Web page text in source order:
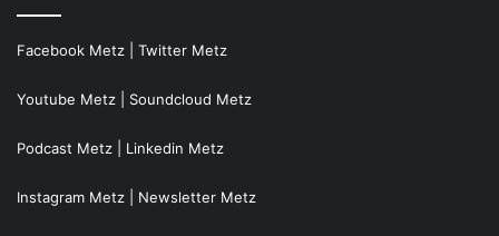
Facebook Metz Twitter Metz
Youtube Metz Soundcloud Metz
Podcast Metz Linkedin Metz
Instagram Metz Newsletter Metz